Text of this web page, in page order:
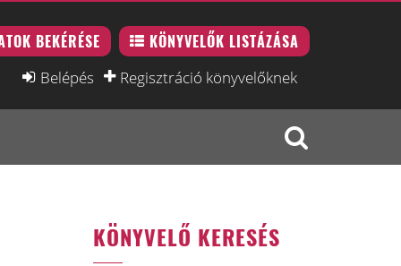
BEKÉRÉSE KÖNYVELŐK LISTÁZÁSA
Belépés Regisztráció könyvelőknek
KÖNYVELŐ KERESÉS